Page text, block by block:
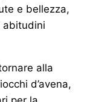
e bellezza,
abitudini
alla
d’avena,